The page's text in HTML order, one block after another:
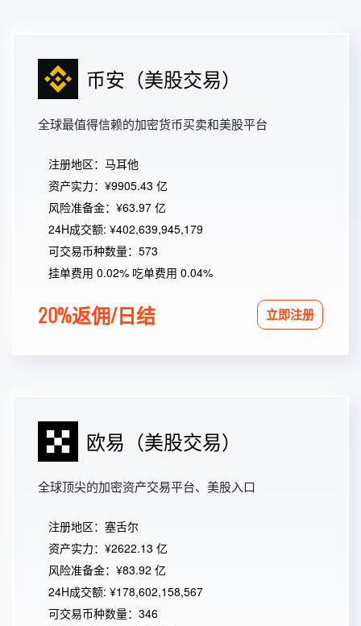
币安（美股交易）
全球最值得信赖的加密货币买卖和美股平台
注册地区：马耳他
资产实力：¥9905.43 亿
风险准备金：¥63.97 亿
24H成交额: ¥402,639,945,179
可交易币种数量：573
挂单费用 0.02% 吃单费用 0.04%
20%返佣/日结 立即注册
欧易（美股交易）
全球顶尖的加密资产交易平台、美股入口
注册地区：塞舌尔
资产实力：¥2622.13 亿
风险准备金：¥83.92 亿
24H成交额: ¥178,602,158,567
可交易币种数量：346